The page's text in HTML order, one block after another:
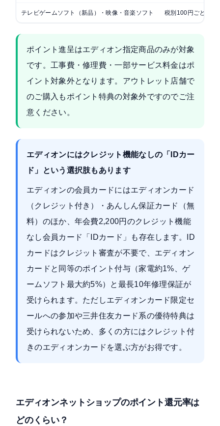
テレビゲームソフト（新品）・映像・音楽ソフト 税別100円ごとに5
ポイント進呈はエディオン指定商品のみが対象
です。工事費・修理費・一部サービス料金はポ
イント対象外となります。アウトレット店舗で
のご購入もポイント特典の対象外ですのでご注
意ください。
エディオンにはクレジット機能なしの「IDカー
ド」という選択肢もあります
エディオンの会員カードにはエディオンカード
（クレジット付き）・あんしん保証カード（無
料）のほか、年会費2,200円のクレジット機能
なし会員カード「IDカード」も存在します。ID
カードはクレジット審査が不要で、エディオン
カードと同等のポイント付与（家電約1%、ゲ
ームソフト最大約5%）と最長10年修理保証が
受けられます。ただしエディオンカード限定セ
ールへの参加や三井住友カード系の優待特典は
受けられないため、多くの方にはクレジット付
きのエディオンカードを選ぶ方がお得です。
エディオンネットショップのポイント還元率は
どのくらい？